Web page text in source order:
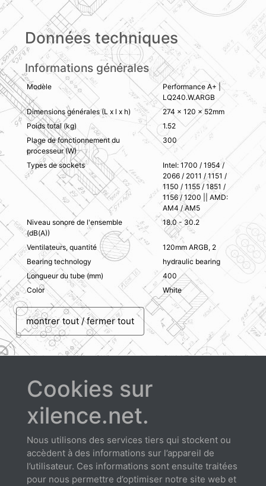
Données techniques
Informations générales
Modèle
Performance A+ |
LQ240.W.ARGB
Dimensions générales (L x l x h)
274 x 120 x 52mm
Poids total (kg)
1.52
Plage de fonctionnement du
processeur (W)
300
Types de sockets
Intel: 1700 / 1954 /
2066 / 2011 / 1151 /
1150 / 1155 / 1851 /
1156 / 1200 || AMD:
AM4 / AM5
Niveau sonore de l'ensemble
(dB(A))
18.0 - 30.2
Ventilateurs, quantité
120mm ARGB, 2
Bearing technology
hydraulic bearing
Longueur du tube (mm)
400
Color
White
montrer tout / fermer tout
Téléchargements
Cookies sur
xilence.net.
Nous utilisons des services tiers qui stockent ou
accèdent à des informations sur l’appareil de
l’utilisateur. Ces informations sont ensuite traitées
pour nous permettre d’optimiser notre site web et